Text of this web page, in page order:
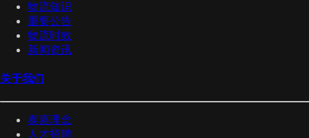
物流知识
重要公告
物流时效
新闻资讯
关于我们
泰嘉理念
人才招聘